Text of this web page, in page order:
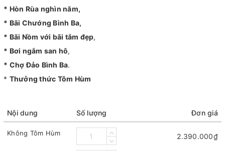
* Hòn Rùa nghìn năm,
* Bãi Chướng Bình Ba,
* Bãi Nồm với bãi tắm đẹp,
* Bơi ngắm san hô,
* Chợ Đảo Bình Ba.
* Thưởng thức Tôm Hùm
Nội dung Số lượng Đơn giá
Không Tôm Hùm 2.390.000₫